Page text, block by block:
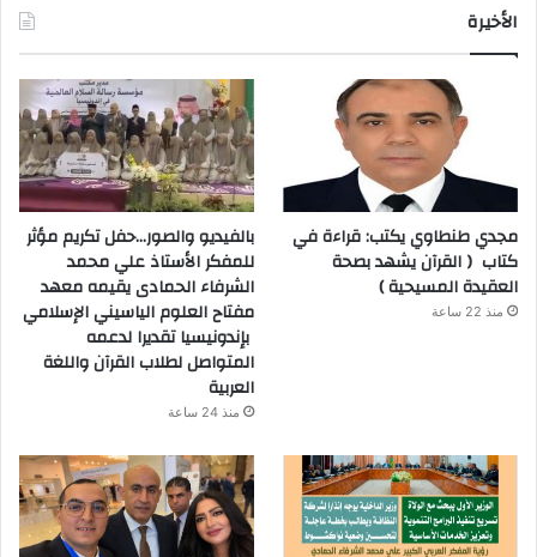
الأخيرة
مجدي طنطاوي يكتب: قراءة في
كتاب ( القرآن يشهد بصحة
العقيدة المسيحية )
منذ 22 ساعة
بالفيديو والصور…حفل تكريم مؤثر
للمفكر الأستاذ علي محمد
الشرفاء الحمادى يقيمه معهد
مفتاح العلوم الياسيني الإسلامي
بإندونيسيا تقديرا لدعمه
المتواصل لطلاب القرآن واللغة
العربية
منذ 24 ساعة